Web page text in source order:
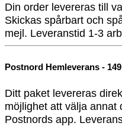
Din order levereras till
Skickas spårbart och
mejl. Leveranstid 1-3
Postnord Hemleverans -
Ditt paket levereras
möjlighet att välja annat
Postnords app.